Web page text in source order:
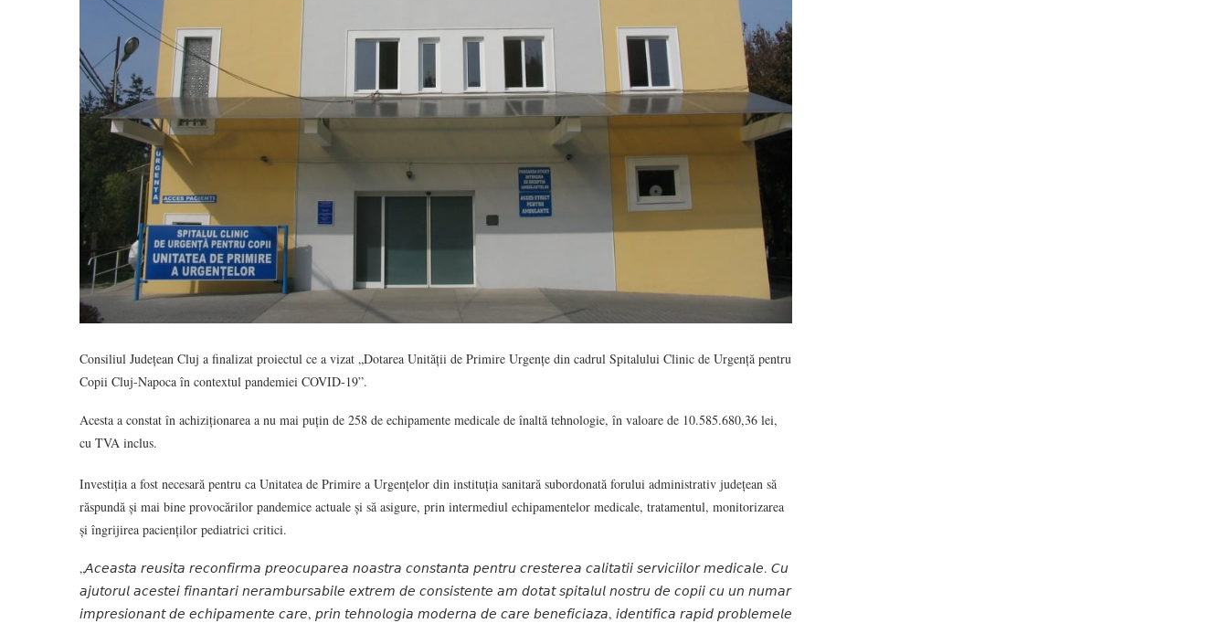
Consiliul Județean Cluj a finalizat proiectul ce a vizat „Dotarea Unității de Primire Urgențe din cadrul Spitalului Clinic de Urgență pentru
Copii Cluj-Napoca în contextul pandemiei COVID-19”.
Acesta a constat în achiziționarea a nu mai puțin de 258 de echipamente medicale de înaltă tehnologie, în valoare de 10.585.680,36 lei,
cu TVA inclus.
Investiția a fost necesară pentru ca Unitatea de Primire a Urgențelor din instituția sanitară subordonată forului administrativ județean să
răspundă și mai bine provocărilor pandemice actuale și să asigure, prin intermediul echipamentelor medicale, tratamentul, monitorizarea
și îngrijirea pacienților pediatrici critici.
„𝘈𝘤𝘦𝘢𝘴𝘵𝘢 𝘳𝘦𝘶𝘴𝘪𝘵𝘢 𝘳𝘦𝘤𝘰𝘯𝘧𝘪𝘳𝘮𝘢 𝘱𝘳𝘦𝘰𝘤𝘶𝘱𝘢𝘳𝘦𝘢 𝘯𝘰𝘢𝘴𝘵𝘳𝘢 𝘤𝘰𝘯𝘴𝘵𝘢𝘯𝘵𝘢 𝘱𝘦𝘯𝘵𝘳𝘶 𝘤𝘳𝘦𝘴𝘵𝘦𝘳𝘦𝘢 𝘤𝘢𝘭𝘪𝘵𝘢𝘵𝘪𝘪 𝘴𝘦𝘳𝘷𝘪𝘤𝘪𝘪𝘭𝘰𝘳 𝘮𝘦𝘥𝘪𝘤𝘢𝘭𝘦. 𝘊𝘶
𝘢𝘫𝘶𝘵𝘰𝘳𝘶𝘭 𝘢𝘤𝘦𝘴𝘵𝘦𝘪 𝘧𝘪𝘯𝘢𝘯𝘵𝘢𝘳𝘪 𝘯𝘦𝘳𝘢𝘮𝘣𝘶𝘳𝘴𝘢𝘣𝘪𝘭𝘦 𝘦𝘹𝘵𝘳𝘦𝘮 𝘥𝘦 𝘤𝘰𝘯𝘴𝘪𝘴𝘵𝘦𝘯𝘵𝘦 𝘢𝘮 𝘥𝘰𝘵𝘢𝘵 𝘴𝘱𝘪𝘵𝘢𝘭𝘶𝘭 𝘯𝘰𝘴𝘵𝘳𝘶 𝘥𝘦 𝘤𝘰𝘱𝘪𝘪 𝘤𝘶 𝘶𝘯 𝘯𝘶𝘮𝘢𝘳
𝘪𝘮𝘱𝘳𝘦𝘴𝘪𝘰𝘯𝘢𝘯𝘵 𝘥𝘦 𝘦𝘤𝘩𝘪𝘱𝘢𝘮𝘦𝘯𝘵𝘦 𝘤𝘢𝘳𝘦, 𝘱𝘳𝘪𝘯 𝘵𝘦𝘩𝘯𝘰𝘭𝘰𝘨𝘪𝘢 𝘮𝘰𝘥𝘦𝘳𝘯𝘢 𝘥𝘦 𝘤𝘢𝘳𝘦 𝘣𝘦𝘯𝘦𝘧𝘪𝘤𝘪𝘢𝘻𝘢, 𝘪𝘥𝘦𝘯𝘵𝘪𝘧𝘪𝘤𝘢 𝘳𝘢𝘱𝘪𝘥 𝘱𝘳𝘰𝘣𝘭𝘦𝘮𝘦𝘭𝘦